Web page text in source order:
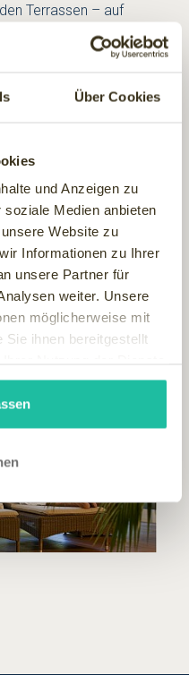
Über Cookies
und Anzeigen zu
Medien anbieten
Website zu
Informationen zu Ihrer
unsere Partner für
weiter. Unsere
möglicherweise mit
Sie ihnen bereitgestellt
Terrassen – auf
viel Wert gelegt.
1600 m²
verwöhnen
und Lancaster
bucht am besten
Reise mit Rasul,
und
leuchtende Augen bei
gibt auch eine
Außensauna verschafft
einem kleinen Sprint